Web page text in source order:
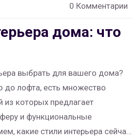
0 Комментарии
дома: что
выбрать для вашего дома?
до лофта, есть множество
из которых предлагает
и функциональные
какие стили интерьера сейчас